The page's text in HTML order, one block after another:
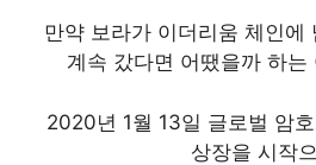
만약 보라가 이더리움 체인에
계속 갔다면 어땠을까 하는
2020년 1월 13일 글로벌 암
상장을 시작